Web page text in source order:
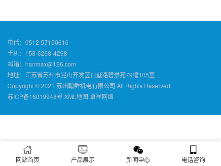
电话：0512-57150616
手机：158-6268-4298
邮箱：hanmax@126.com
地址：江苏省苏州市昆山开发区白墅路碧景苑79幢105室
Copyright © 2021 苏州翰群机电有限公司 All Rights Reserved.
苏ICP备16019948号XML地图 卓祥网络
网站首页 产品展示 新闻中心 电话咨询